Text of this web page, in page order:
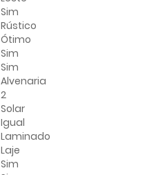
Sim
Rústico
Ótimo
Sim
Sim
Alvenaria
2
Solar
Igual
Laminado
Laje
Sim